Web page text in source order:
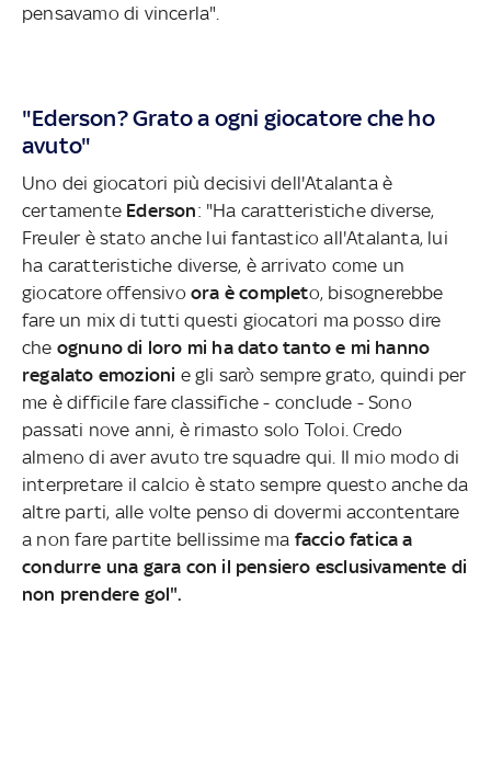
pensavamo di vincerla".
"Ederson? Grato a ogni giocatore che ho
avuto"
Uno dei giocatori più decisivi dell'Atalanta è
certamente Ederson: "Ha caratteristiche diverse,
Freuler è stato anche lui fantastico all'Atalanta, lui
ha caratteristiche diverse, è arrivato come un
giocatore offensivo ora è completo, bisognerebbe
fare un mix di tutti questi giocatori ma posso dire
che ognuno di loro mi ha dato tanto e mi hanno
regalato emozioni e gli sarò sempre grato, quindi per
me è difficile fare classifiche - conclude - Sono
passati nove anni, è rimasto solo Toloi. Credo
almeno di aver avuto tre squadre qui. Il mio modo di
interpretare il calcio è stato sempre questo anche da
altre parti, alle volte penso di dovermi accontentare
a non fare partite bellissime ma faccio fatica a
condurre una gara con il pensiero esclusivamente di
non prendere gol".